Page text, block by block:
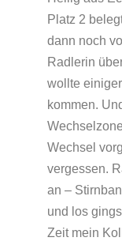
Platz 2
dann noch
Radlerin
wollte
kommen.
Wechsel
vergessen.
an –
und los
Zeit mein